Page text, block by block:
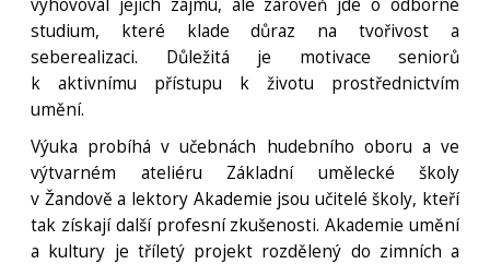
vyhovoval jejich zájmu, ale zároveň jde o odborné
studium, které klade důraz na tvořivost a
seberealizaci. Důležitá je motivace seniorů
k aktivnímu přístupu k životu prostřednictvím
umění.
Výuka probíhá v učebnách hudebního oboru a ve
výtvarném ateliéru Základní umělecké školy
v Žandově a lektory Akademie jsou učitelé školy, kteří
tak získají další profesní zkušenosti. Akademie umění
a kultury je tříletý projekt rozdělený do zimních a